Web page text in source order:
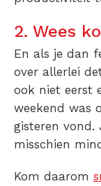
2. Wees
En als je dan
over allerlei
ook niet eerst
weekend was
gisteren vond.
misschien
Kom daarom